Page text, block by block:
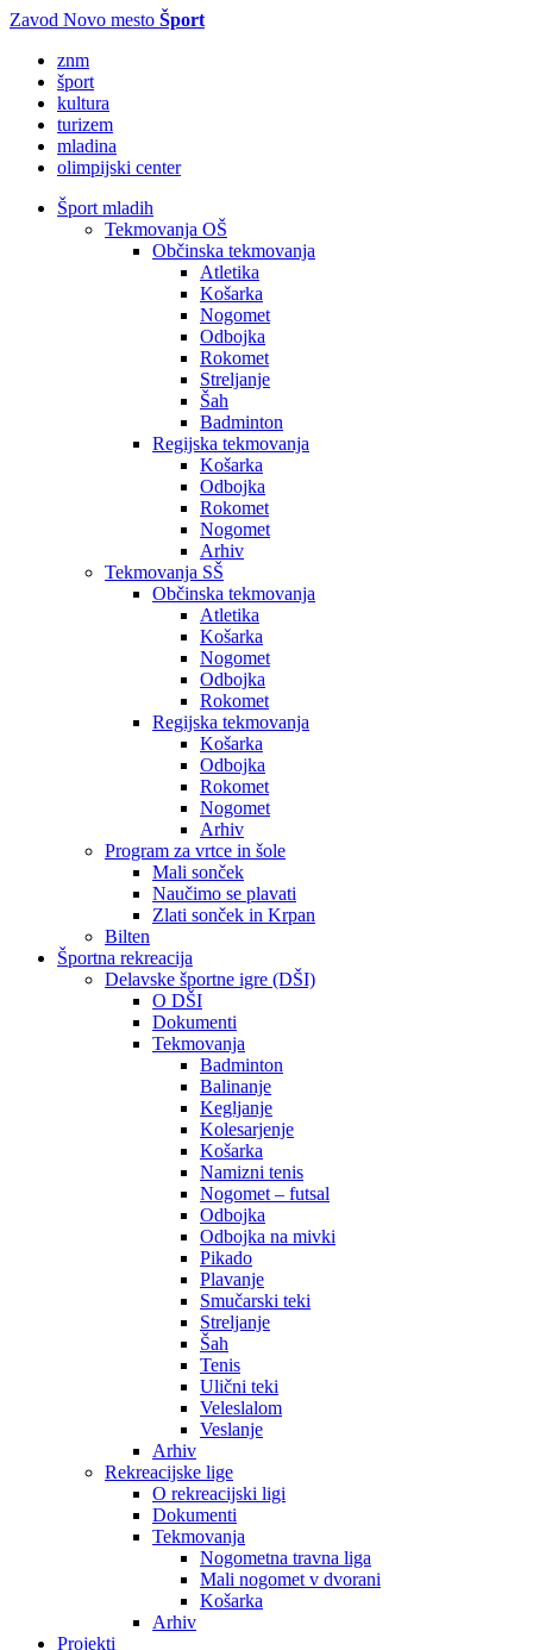
Zavod Novo mesto Šport
znm
šport
kultura
turizem
mladina
olimpijski center
Šport mladih
Tekmovanja OŠ
Občinska tekmovanja
Atletika
Košarka
Nogomet
Odbojka
Rokomet
Streljanje
Šah
Badminton
Regijska tekmovanja
Košarka
Odbojka
Rokomet
Nogomet
Arhiv
Tekmovanja SŠ
Občinska tekmovanja
Atletika
Košarka
Nogomet
Odbojka
Rokomet
Regijska tekmovanja
Košarka
Odbojka
Rokomet
Nogomet
Arhiv
Program za vrtce in šole
Mali sonček
Naučimo se plavati
Zlati sonček in Krpan
Bilten
Športna rekreacija
Delavske športne igre (DŠI)
O DŠI
Dokumenti
Tekmovanja
Badminton
Balinanje
Kegljanje
Kolesarjenje
Košarka
Namizni tenis
Nogomet – futsal
Odbojka
Odbojka na mivki
Pikado
Plavanje
Smučarski teki
Streljanje
Šah
Tenis
Ulični teki
Veleslalom
Veslanje
Arhiv
Rekreacijske lige
O rekreacijski ligi
Dokumenti
Tekmovanja
Nogometna travna liga
Mali nogomet v dvorani
Košarka
Arhiv
Projekti